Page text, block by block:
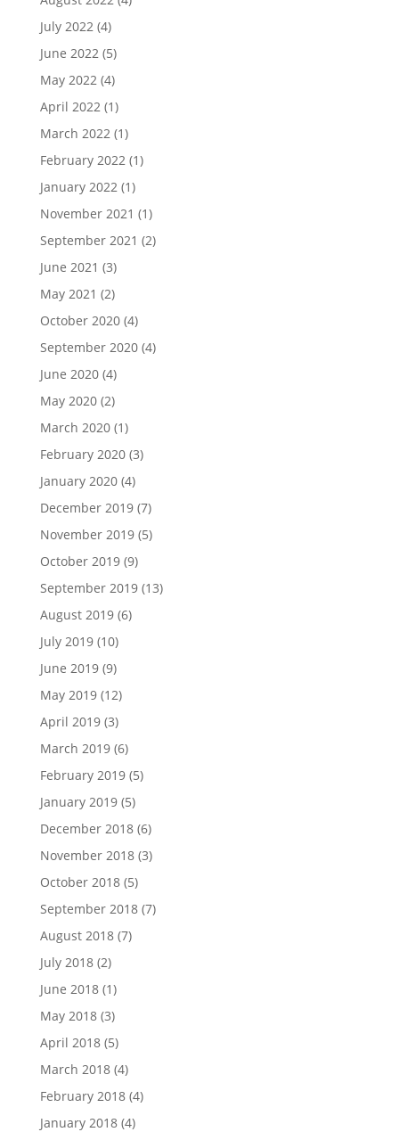
July 2022(4)
June 2022(5)
May 2022(4)
April 2022(1)
March 2022(1)
February 2022(1)
January 2022(1)
November 2021 (1)
September 2021 (2)
June 2021 (3)
May 2021 (2)
October 2020(4)
September 2020(4)
June 2020(4)
May 2020(2)
March 2020(1)
February 2020(3)
January 2020(4)
December 2019(7)
November 2019(5)
October 2019(9)
September 2019(13)
August 2019(6)
July 2019(10)
June 2019(9)
May 2019(12)
April 2019(3)
March 2019(6)
February 2019(5)
January 2019(5)
December 2018(6)
November 2018(3)
October 2018(5)
September 2018(7)
August 2018(7)
July 2018(2)
June 2018(1)
May 2018(3)
April 2018(5)
March 2018(4)
February 2018(4)
January 2018(4)